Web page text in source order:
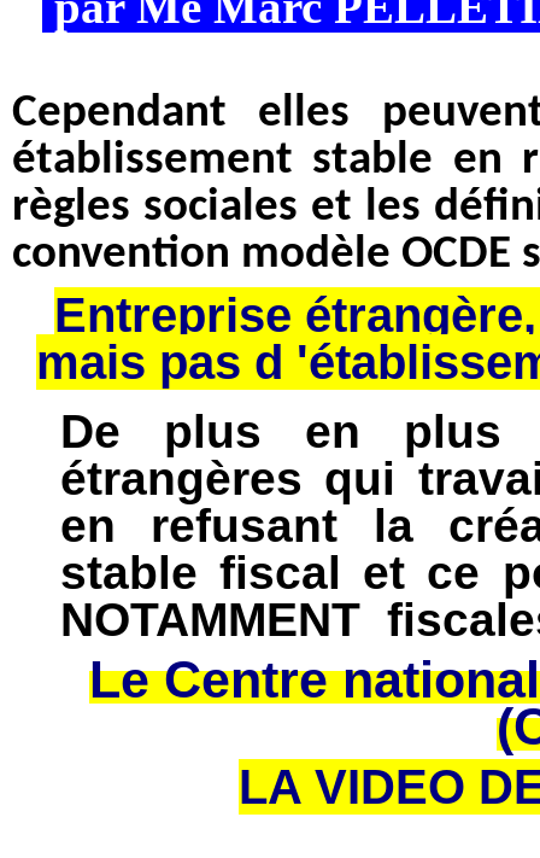
Cependant elles
établissement stable en
règles sociales et les
convention modèle OCDE
Entreprise
mais pas d
De plus en plus
étrangères qui
en refusant la
stable fiscal et ce
NOTAMMENT
Le Centre
LA VIDEO